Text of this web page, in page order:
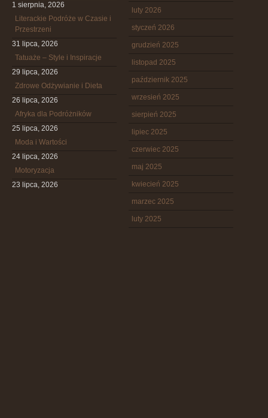
1 sierpnia, 2026
Literackie Podróże w Czasie i
Przestrzeni
31 lipca, 2026
Tatuaże – Style i Inspiracje
29 lipca, 2026
Zdrowe Odżywianie i Dieta
26 lipca, 2026
Afryka dla Podróżników
25 lipca, 2026
Moda i Wartości
24 lipca, 2026
Motoryzacja
23 lipca, 2026
luty 2026
styczeń 2026
grudzień 2025
listopad 2025
październik 2025
wrzesień 2025
sierpień 2025
lipiec 2025
czerwiec 2025
maj 2025
kwiecień 2025
marzec 2025
luty 2025